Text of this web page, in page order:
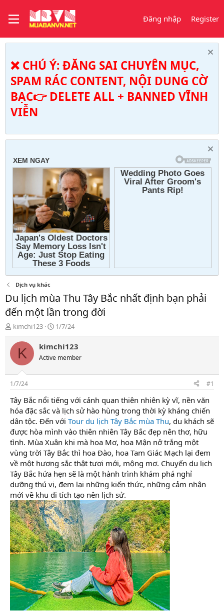
Đăng nhập Register
❌ CHÚ Ý: ĐĂNG SAI CHUYÊN MỤC,
SPAM RÁC CONTENT, NỘI DUNG CỜ
BẠC👉 DELETE ALL + BANNED VĨNH
VIỄN
Dịch vụ khác
Du lịch mùa Thu Tây Bắc nhất định bạn phải
đến một lần trong đời
T
h
r
a
s
t
a
t
e
r
kimchi123
N
g
à
g
1/7/24
K kimchi123
Active member
1/7/24 #1
Tây Bắc nổi tiếng với cảnh quan thiên nhiên kỳ vĩ, nền văn
hóa đặc sắc và lịch sử hào hùng trong thời kỳ kháng chiến
dân tộc. Đến với Tour du lịch Tây Bắc mùa Thu, du khách sẽ
được hòa mình vào thiên nhiên Tây Bắc đẹp nên thơ, hữu
tình. Mùa Xuân khi mà hoa Mơ, hoa Mận nở trắng một
vùng trời Tây Bắc thì hoa Đào, hoa Tam Giác Mạch lại đem
về một hương sắc thật tươi mới, mộng mơ. Chuyến du lịch
Tây Bắc hứa hẹn sẽ là một hành trình khám phá nghỉ
dưỡng thú vị, đem lại những kiến thức, những cảm nhận
mới về khu di tích tạo nên lịch sử.